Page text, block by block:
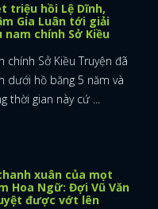
triệu hồi Lệ Dĩnh,
Gia Luân tới giải
nam chính Sở Kiều
chính Sở Kiều Truyện đã
dưới hồ băng 5 năm và
thời gian này cứ ...
xuân của mọt
Hoa Ngữ: Đợi Vũ Văn
được vớt lên